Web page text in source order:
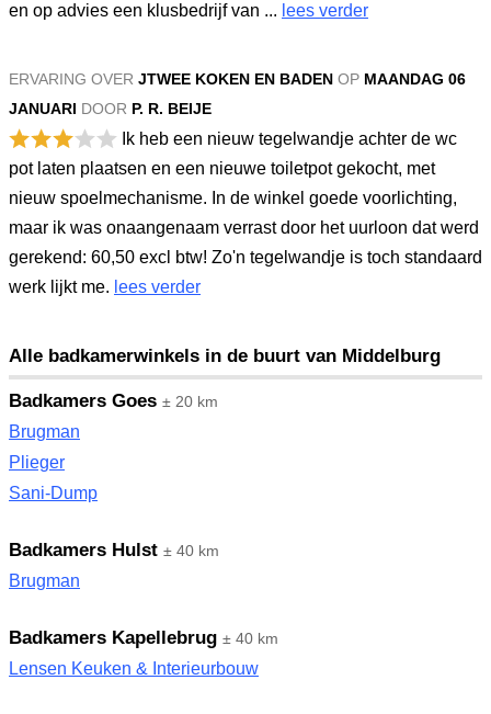
en op advies een klusbedrijf van ... lees verder
ERVARING OVER JTWEE KOKEN EN BADEN OP MAANDAG 06
JANUARI DOOR P. R. BEIJE
Ik heb een nieuw tegelwandje achter de wc
pot laten plaatsen en een nieuwe toiletpot gekocht, met
nieuw spoelmechanisme. In de winkel goede voorlichting,
maar ik was onaangenaam verrast door het uurloon dat werd
gerekend: 60,50 excl btw! Zo'n tegelwandje is toch standaard
werk lijkt me. lees verder
Alle badkamerwinkels in de buurt van Middelburg
Badkamers Goes ± 20 km
Brugman
Plieger
Sani-Dump
Badkamers Hulst ± 40 km
Brugman
Badkamers Kapellebrug ± 40 km
Lensen Keuken & Interieurbouw